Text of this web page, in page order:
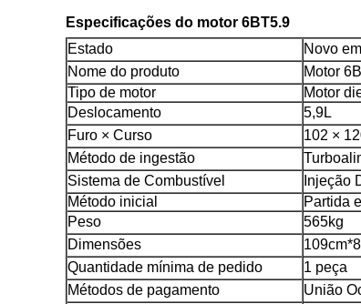
Especificações do motor 6BT5.9
Estado
Novo
Nome do produto
Motor
Tipo de motor
Motor
Deslocamento
5,9L
Furo × Curso
102 ×
Método de ingestão
Sistema de Combustível
Injeção
Método inicial
Partida
Peso
565kg
Dimensões
Quantidade mínima de pedido
1 peça
Métodos de pagamento
União